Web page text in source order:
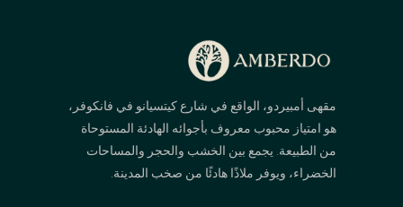
مقهى أمبيردو، الواقع في شارع كيتسيانو في فانكوفر،
هو امتياز محبوب معروف بأجوائه الهادئة المستوحاة
من الطبيعة. يجمع بين الخشب والحجر والمساحات
الخضراء، ويوفر ملاذًا هادئًا من صخب المدينة.